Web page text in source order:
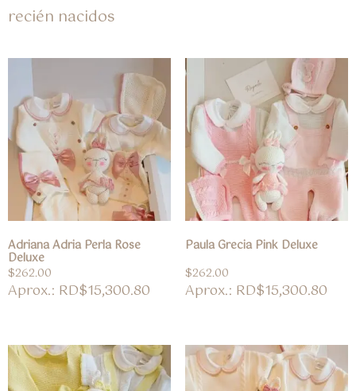
recién nacidos
Adriana Adria Perla Rose
Deluxe
$262.00
Aprox.: RD$15,300.80
Paula Grecia Pink Deluxe
$262.00
Aprox.: RD$15,300.80